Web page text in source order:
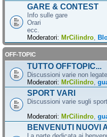
GARE & CONTEST
Info sulle gare
Orari
ecc.
Moderatori: MrCilindro
OFF-TOPIC
TUTTO OFFTOPIC...
Discussioni varie non
Moderatori: MrCilindro
SPORT VARI
Discussioni varie sugli
Moderatori: MrCilindro
BENVENUTI NUOVI
La parte dedicata ai